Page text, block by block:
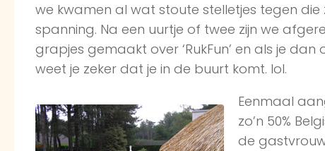
we kwamen al wat stoute stelletjes tegen
spanning. Na een uurtje of twee zijn we
grapjes gemaakt over ‘RukFun’ en als je
weet je zeker dat je in de buurt komt. lol.
Eenmaal
zo’n 50%
de